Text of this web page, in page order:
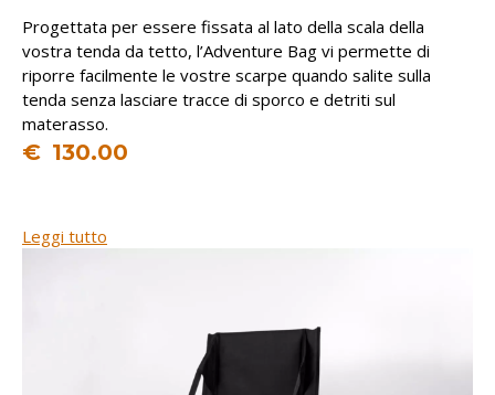
Progettata per essere fissata al lato della scala della
vostra tenda da tetto, l’Adventure Bag vi permette di
riporre facilmente le vostre scarpe quando salite sulla
tenda senza lasciare tracce di sporco e detriti sul
materasso.
€ 130.00
Leggi tutto